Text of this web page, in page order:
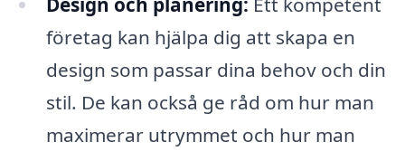
företag kan hjälpa dig att skapa en
design som passar dina behov och din
stil. De kan också ge råd om hur man
maximerar utrymmet och hur man